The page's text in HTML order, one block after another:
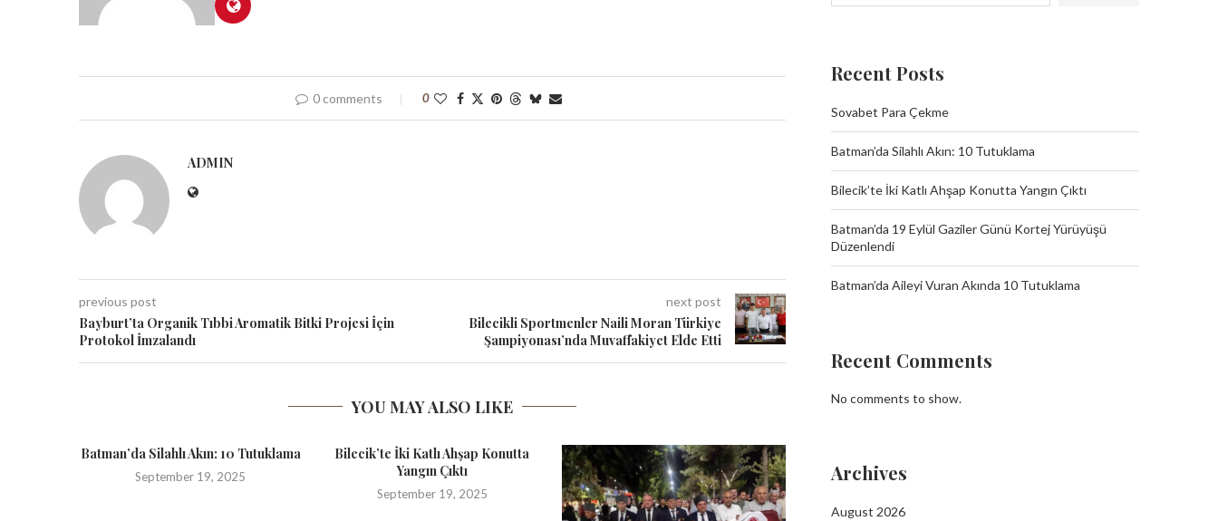
0 comments 0
ADMIN
previous post
Bayburt’ta Organik Tıbbi Aromatik Bitki Projesi İçin
Protokol İmzalandı
next post
Bilecikli Sportmenler Naili Moran Türkiye
Şampiyonası’nda Muvaffakiyet Elde Etti
YOU MAY ALSO LIKE
Batman’da Silahlı Akın: 10 Tutuklama
September 19, 2025
Bilecik’te İki Katlı Ahşap Konutta
Yangın Çıktı
September 19, 2025
Tutuklama
Recent Posts
Sovabet Para Çekme
Batman’da Silahlı Akın: 10 Tutuklama
Bilecik’te İki Katlı Ahşap Konutta Yangın Çıktı
Batman’da 19 Eylül Gaziler Günü Kortej Yürüyüşü
Düzenlendi
Batman’da Aileyi Vuran Akında 10 Tutuklama
Recent Comments
No comments to show.
Archives
August 2026